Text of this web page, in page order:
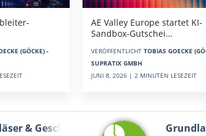
(GÖCKE) -
AE Valley Europe startet KI-
Sandbox-Gutschei…
VERÖFFENTLICHT TOBIAS GOECKE
SUPRATIX GMBH
JUNI 8, 2026 | 2 MINUTEN LESEZEIT
& Geschi…